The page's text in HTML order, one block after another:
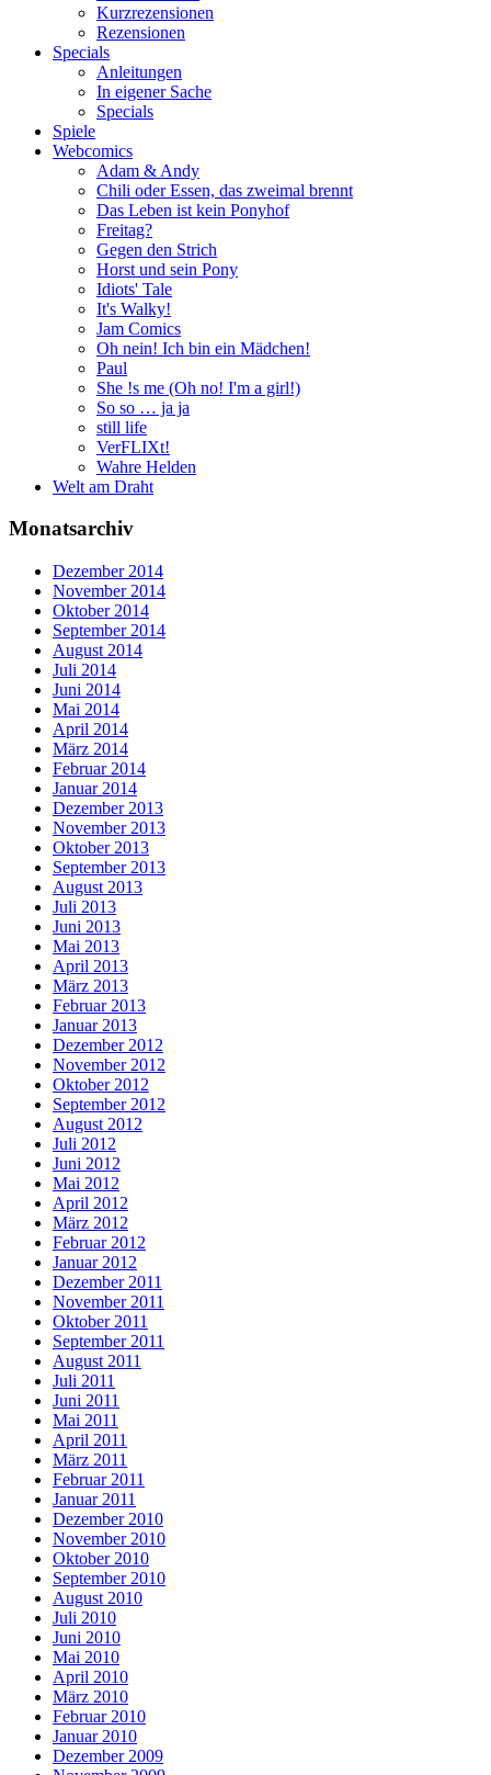
Kurzrezensionen
Rezensionen
Specials
Anleitungen
In eigener Sache
Specials
Spiele
Webcomics
Adam & Andy
Chili oder Essen, das zweimal brennt
Das Leben ist kein Ponyhof
Freitag?
Gegen den Strich
Horst und sein Pony
Idiots' Tale
It's Walky!
Jam Comics
Oh nein! Ich bin ein Mädchen!
Paul
She !s me (Oh no! I'm a girl!)
So so … ja ja
still life
VerFLIXt!
Wahre Helden
Welt am Draht
Monatsarchiv
Dezember 2014
November 2014
Oktober 2014
September 2014
August 2014
Juli 2014
Juni 2014
Mai 2014
April 2014
März 2014
Februar 2014
Januar 2014
Dezember 2013
November 2013
Oktober 2013
September 2013
August 2013
Juli 2013
Juni 2013
Mai 2013
April 2013
März 2013
Februar 2013
Januar 2013
Dezember 2012
November 2012
Oktober 2012
September 2012
August 2012
Juli 2012
Juni 2012
Mai 2012
April 2012
März 2012
Februar 2012
Januar 2012
Dezember 2011
November 2011
Oktober 2011
September 2011
August 2011
Juli 2011
Juni 2011
Mai 2011
April 2011
März 2011
Februar 2011
Januar 2011
Dezember 2010
November 2010
Oktober 2010
September 2010
August 2010
Juli 2010
Juni 2010
Mai 2010
April 2010
März 2010
Februar 2010
Januar 2010
Dezember 2009